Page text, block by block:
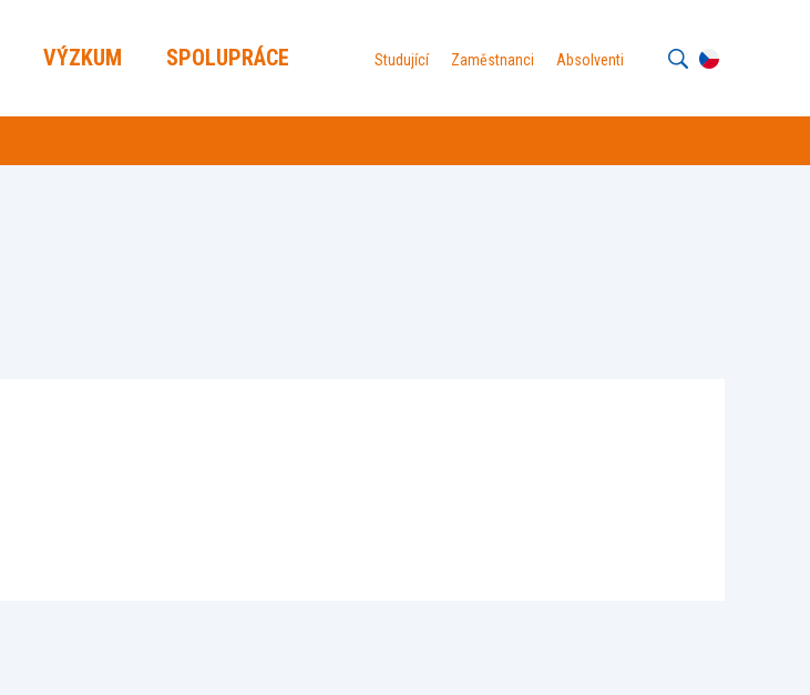
VÝZKUM SPOLUPRÁCE Studující Zaměstnanci Absolventi